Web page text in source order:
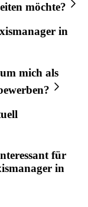
möchte?
in
mich als
für
in